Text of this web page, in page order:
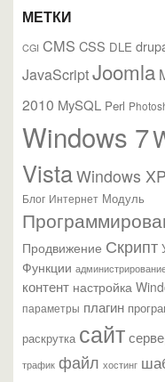
МЕТКИ
CGI CMS CSS DLE
JavaScriptJoomla
2010 MySQL Perl
Windows 7
VistaWindows XP
Блог Интернет Модуль
Продвижение Скрипт
Функции
контент настройка
параметры плагин
раскрутка сайт
трафик файл хостинг